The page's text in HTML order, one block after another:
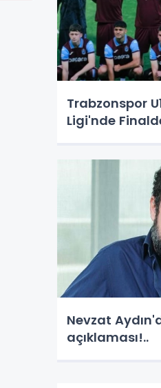
Trabzonspor
Ligi'nde
Nevzat
açıklaması!..